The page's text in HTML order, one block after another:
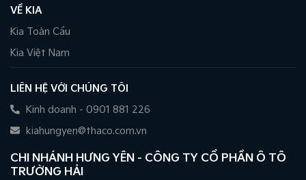
VỀ KIA
Kia Toàn Cầu
Kia Việt Nam
LIÊN HỆ VỚI CHÚNG TÔI
Kinh doanh - 0901 881 226
kiahungyen@thaco.com.vn
CHI NHÁNH HƯNG YÊN - CÔNG TY CỔ PHẦN Ô TÔ
TRƯỜNG HẢI